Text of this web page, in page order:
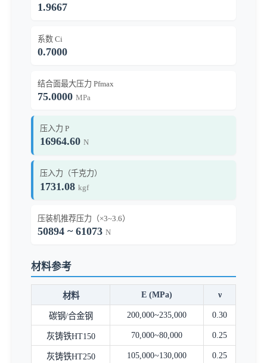
1.9667
系数 Ci
0.7000
结合面最大压力 Pfmax
75.0000 MPa
压入力 P
16964.60 N
压入力（千克力）
1731.08 kgf
压装机推荐压力（×3~3.6）
50894 ~ 61073 N
材料参考
材料 E (MPa) ν
碳钢/合金钢 200,000~235,000 0.30
灰铸铁HT150 70,000~80,000 0.25
灰铸铁HT250 105,000~130,000 0.25